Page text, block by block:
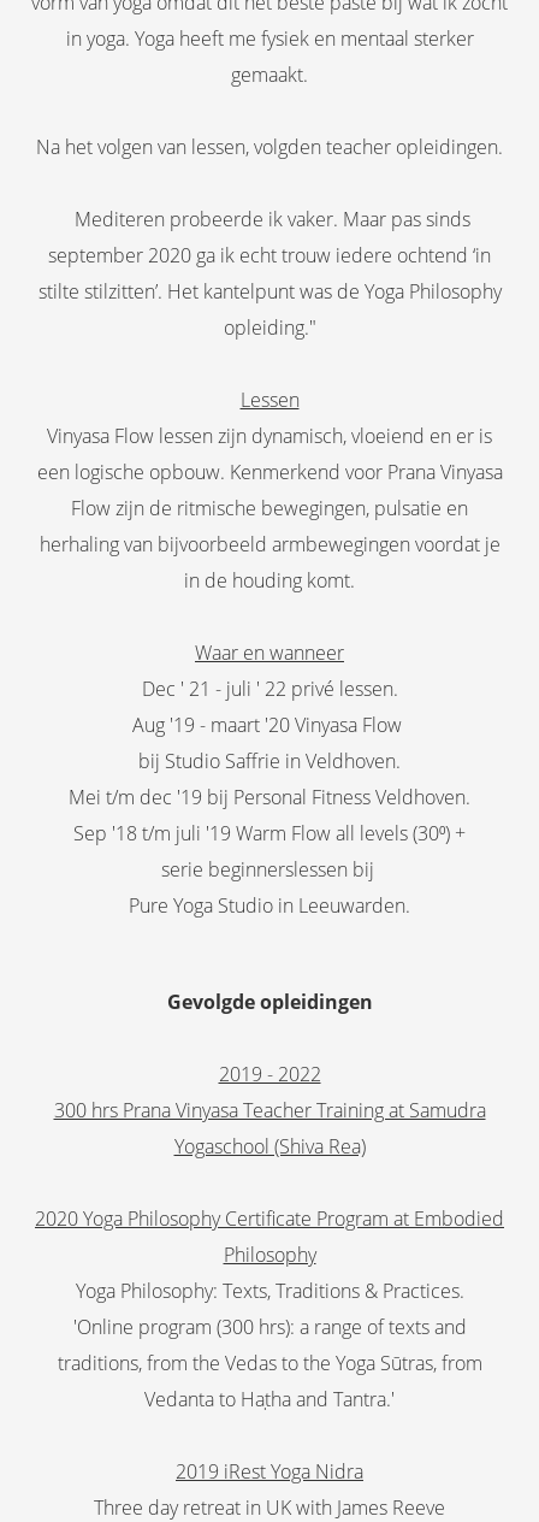
in yoga. Yoga heeft me fysiek en mentaal sterker
gemaakt.
Na het volgen van lessen, volgden teacher opleidingen.
Mediteren probeerde ik vaker. Maar pas sinds
september 2020 ga ik echt trouw iedere ochtend ‘in
stilte stilzitten’. Het kantelpunt was de Yoga Philosophy
opleiding."
Lessen
Vinyasa Flow lessen zijn dynamisch, vloeiend en er is
een logische opbouw. Kenmerkend voor Prana Vinyasa
Flow zijn de ritmische bewegingen, pulsatie en
herhaling van bijvoorbeeld armbewegingen voordat je
in de houding komt.
Waar en wanneer
Dec ' 21 - juli ' 22 privé lessen.
Aug '19 - maart '20 Vinyasa Flow
bij Studio Saffrie in Veldhoven.
Mei t/m dec '19 bij Personal Fitness Veldhoven.
Sep '18 t/m juli '19 Warm Flow all levels (30⁰) +
serie beginnerslessen bij
Pure Yoga Studio in Leeuwarden.
Gevolgde opleidingen
2019 - 2022
300 hrs Prana Vinyasa Teacher Training at Samudra
Yogaschool (Shiva Rea)
2020 Yoga Philosophy Certificate Program at Embodied
Philosophy
Yoga Philosophy: Texts, Traditions & Practices.
'Online program (300 hrs): a range of texts and
traditions, from the Vedas to the Yoga Sūtras, from
Vedanta to Haṭha and Tantra.'
2019 iRest Yoga Nidra
Three day retreat in UK with James Reeve